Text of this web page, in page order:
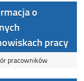
o
pracy
pracowników